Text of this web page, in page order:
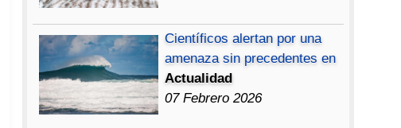
Científicos alertan por una
amenaza sin precedentes en
Actualidad
07 Febrero 2026